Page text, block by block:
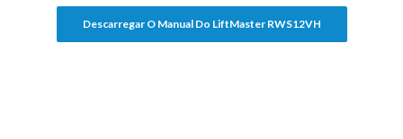
Descarregar O Manual Do LiftMaster RWS12VH